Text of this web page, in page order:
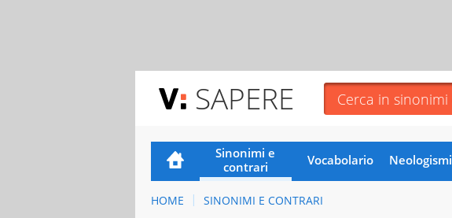
SAPERE
Sinonimi e
contrari
Vocabolario Neologismi
HOME SINONIMI E CONTRARI